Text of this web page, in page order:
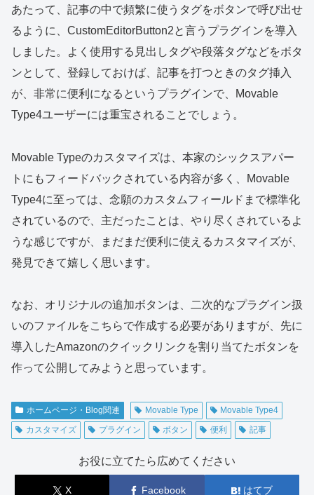
あたって、記事の中で頻繁に使うタグをボタンで呼び出せ
るように、CustomEditorButton2と言うプラグインを導入
しました。よく使用する見出しタグや段落タグなどをボタ
ンとして、登録しておけば、記事を打つときのタグ挿入
が、非常に便利になるというプラグインで、Movable
Type4ユーザーには重宝されることでしょう。
Movable Typeのカスタマイズは、本家のシックスアパー
トにもフィードバックされている内容が多く、Movable
Type4に至っては、念願のカスタムフィールドまで標準化
されているので、主だったことは、やり尽くされているよ
うな感じですが、まだまだ便利に使えるカスタマイズが、
発見できて嬉しく思います。
なお、オリジナルの追加ボタンは、二次的なプラグイン扱
いのファイルをこちらで作成する必要がありますが、先に
導入したAmazonのクイックリンクを割り当てたボタンを
作って公開してみようと思っています。
ホームページ・Blog関連 Movable Type
Movable Type4
カスタマイズ
プラグイン ボタン 便利 記事
お役に立てたら広めてください
X Facebook はてブ